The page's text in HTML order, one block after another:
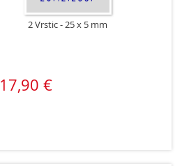
2 Vrstic 25 x 5 mm
17,90 €